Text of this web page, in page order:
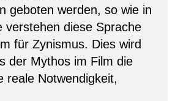
geboten werden, so wie in
verstehen diese Sprache
für Zynismus. Dies wird
der Mythos im Film die
reale Notwendigkeit,